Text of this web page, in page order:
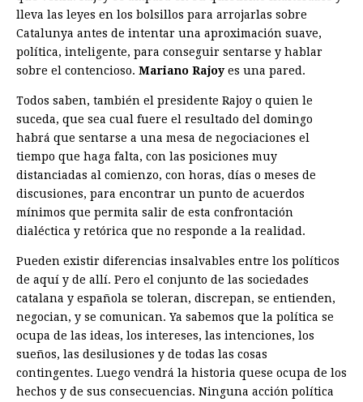
lleva las leyes en los bolsillos para arrojarlas sobre
Catalunya antes de intentar una aproximación suave,
política, inteligente, para conseguir sentarse y hablar
sobre el contencioso. Mariano Rajoyes una pared.
Todos saben, también el presidente Rajoy o quien le
suceda, que sea cual fuere el resultado del domingo
habrá que sentarse a una mesa de negociaciones el
tiempo que haga falta, con las posiciones muy
distanciadas al comienzo, con horas, días o meses de
discusiones, para encontrar un punto de acuerdos
mínimos que permita salir de esta confrontación
dialéctica y retórica que no responde a la realidad.
Pueden existir diferencias insalvables entre los políticos
de aquí y de allí. Pero el conjunto de las sociedades
catalana y española se toleran, discrepan, se entienden,
negocian, y se comunican. Ya sabemos que la política se
ocupa de las ideas, los intereses, las intenciones, los
sueños, las desilusiones y de todas las cosas
contingentes. Luego vendrá la historia quese ocupa de los
hechos y de sus consecuencias. Ninguna acción política